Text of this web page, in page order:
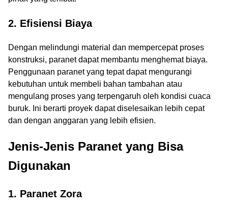
2. Efisiensi Biaya
Dengan melindungi material dan mempercepat proses
konstruksi, paranet dapat membantu menghemat biaya.
Penggunaan paranet yang tepat dapat mengurangi
kebutuhan untuk membeli bahan tambahan atau
mengulang proses yang terpengaruh oleh kondisi cuaca
buruk. Ini berarti proyek dapat diselesaikan lebih cepat
dan dengan anggaran yang lebih efisien.
Jenis-Jenis Paranet yang Bisa
Digunakan
1. Paranet Zora